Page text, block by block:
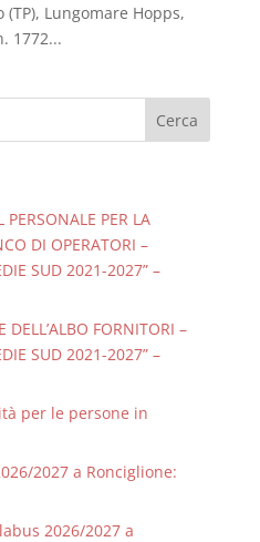
Lungomare Hopps,
1772...
PERSONALE PER LA
DI OPERATORI –
SUD 2021-2027” –
DELL’ALBO FORNITORI –
SUD 2021-2027” –
per le persone in
2027 a Ronciglione:
2026/2027 a